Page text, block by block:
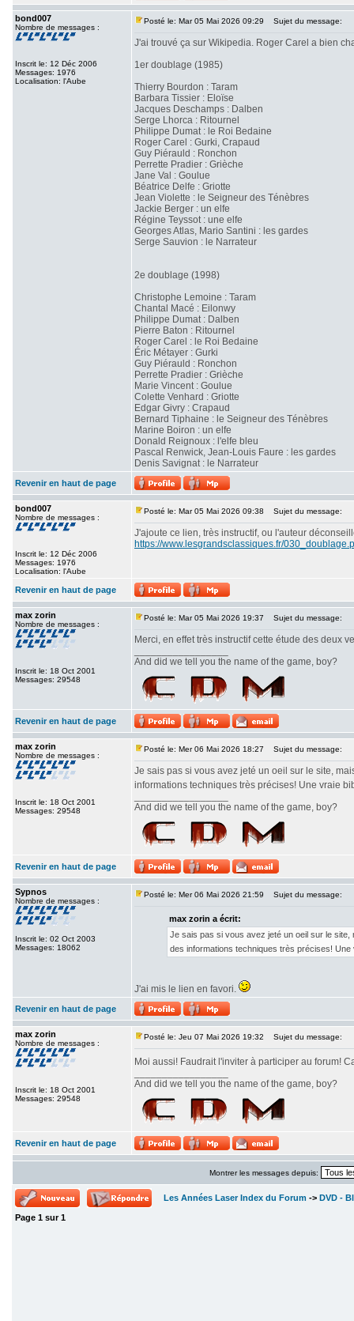
bond007
Nombre de messages :
Inscrit le: 12 Déc 2006
Messages: 1976
Localisation: l'Aube
Posté le: Mar 05 Mai 2026 09:29 Sujet du message:
J'ai trouvé ça sur Wikipedia. Roger Carel a bien
1er doublage (1985)
Thierry Bourdon : Taram
Barbara Tissier : Eloïse
Jacques Deschamps : Dalben
Serge Lhorca : Ritournel
Philippe Dumat : le Roi Bedaine
Roger Carel : Gurki, Crapaud
Guy Piérauld : Ronchon
Perrette Pradier : Grièche
Jane Val : Goulue
Béatrice Delfe : Griotte
Jean Violette : le Seigneur des Ténèbres
Jackie Berger : un elfe
Régine Teyssot : une elfe
Georges Atlas, Mario Santini : les gardes
Serge Sauvion : le Narrateur
2e doublage (1998)
Christophe Lemoine : Taram
Chantal Macé : Eilonwy
Philippe Dumat : Dalben
Pierre Baton : Ritournel
Roger Carel : le Roi Bedaine
Éric Métayer : Gurki
Guy Piérauld : Ronchon
Perrette Pradier : Grièche
Marie Vincent : Goulue
Colette Venhard : Griotte
Edgar Givry : Crapaud
Bernard Tiphaine : le Seigneur des Ténèbres
Marine Boiron : un elfe
Donald Reignoux : l'elfe bleu
Pascal Renwick, Jean-Louis Faure : les gardes
Denis Savignat : le Narrateur
Revenir en haut de page
bond007
Nombre de messages :
Inscrit le: 12 Déc 2006
Messages: 1976
Localisation: l'Aube
Posté le: Mar 05 Mai 2026 09:38 Sujet du message:
J'ajoute ce lien, très instructif, ou l'auteur
https://www.lesgrandsclassiques.fr/
Revenir en haut de page
max zorin
Nombre de messages :
Inscrit le: 18 Oct 2001
Messages: 29548
Posté le: Mar 05 Mai 2026 19:37 Sujet du message:
Merci, en effet très instructif cette étude des deux
And did we tell you the name of the game, boy?
Revenir en haut de page
max zorin
Nombre de messages :
Inscrit le: 18 Oct 2001
Messages: 29548
Posté le: Mer 06 Mai 2026 18:27 Sujet du message:
Je sais pas si vous avez jeté un oeil sur le site,
informations techniques très précises! Une vraie
And did we tell you the name of the game, boy?
Revenir en haut de page
Sypnos
Nombre de messages :
Inscrit le: 02 Oct 2003
Messages: 18062
Posté le: Mer 06 Mai 2026 21:59 Sujet du message:
max zorin a écrit:
Je sais pas si vous avez jeté un oeil sur le
des informations techniques très précises!
J'ai mis le lien en favori.
Revenir en haut de page
max zorin
Nombre de messages :
Inscrit le: 18 Oct 2001
Messages: 29548
Posté le: Jeu 07 Mai 2026 19:32 Sujet du message:
Moi aussi! Faudrait l'inviter à participer au forum!
And did we tell you the name of the game, boy?
Revenir en haut de page
Montrer les messages depuis:
Les Années Laser Index du Forum -> DVD -
Page 1 sur1